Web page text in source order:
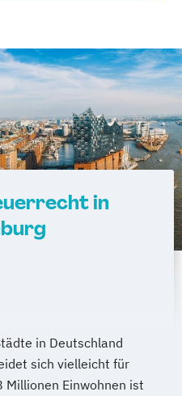
in
in Deutschland
sich vielleicht für
Millionen Einwohnen ist